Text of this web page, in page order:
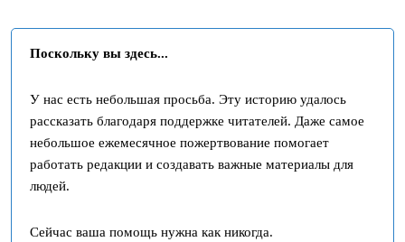
Поскольку вы здесь...
У нас есть небольшая просьба. Эту историю удалось
рассказать благодаря поддержке читателей. Даже самое
небольшое ежемесячное пожертвование помогает
работать редакции и создавать важные материалы для
людей.
Сейчас ваша помощь нужна как никогда.